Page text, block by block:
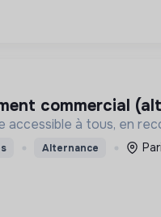
commercial
accessible à tous, en
Alternance